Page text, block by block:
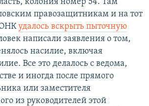
правозащитникам и на тот
удалось вскрыть пыточную
написали заявления о том,
насилие, включая
Все это делалось с ведома,
и иногда после прямого
или заместителя
из руководителей этой